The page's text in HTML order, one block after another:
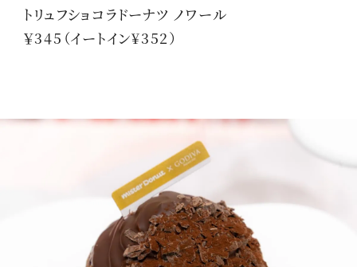
トリュフショコラドーナツ ノワール
￥345（イートイン¥352）